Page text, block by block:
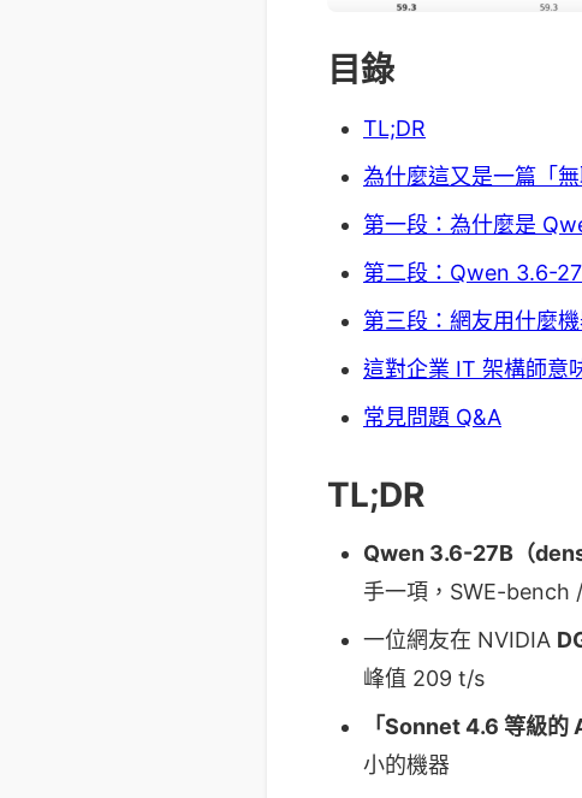
目錄
TL;DR
為什麼這又是一篇「
第一段：為什麼是
第二段：Qwen 3.6-
第三段：網友用什麼
這對企業 IT 架構師意
常見問題 Q&A
TL;DR
Qwen 3.6-27B（
手一項，SWE-bench
一位網友在 NVIDIA
峰值 209 t/s
「Sonnet 4.6 等級
小的機器